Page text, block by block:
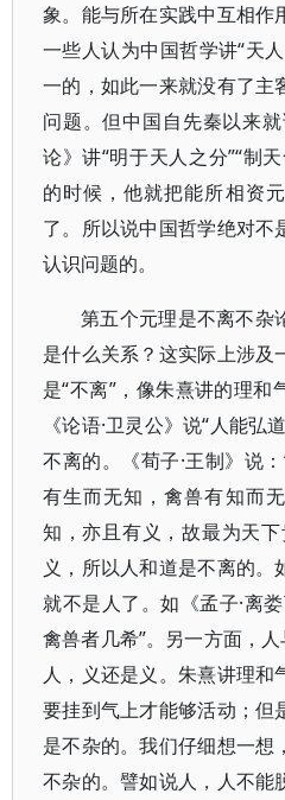
象。能与所在实践中互相作
一些人认为中国哲学讲“天
一的，如此一来就没有了主
问题。但中国自先秦以来
论》讲“明于天人之分”“制
的时候，他就把能所相资
了。所以说中国哲学绝对不
认识问题的。
第五个元理是不离不杂
是什么关系？这实际上涉及
是“不离”，像朱熹讲的理和
《论语·卫灵公》说“人能弘
不离的。《荀子·王制》说
有生而无知，禽兽有知而
知，亦且有义，故最为天
义，所以人和道是不离的
就不是人了。如《孟子·离
禽兽者几希”。另一方面，
人，义还是义。朱熹讲理和
要挂到气上才能够活动；但
是不杂的。我们仔细想一想
不杂的。譬如说人，人不能